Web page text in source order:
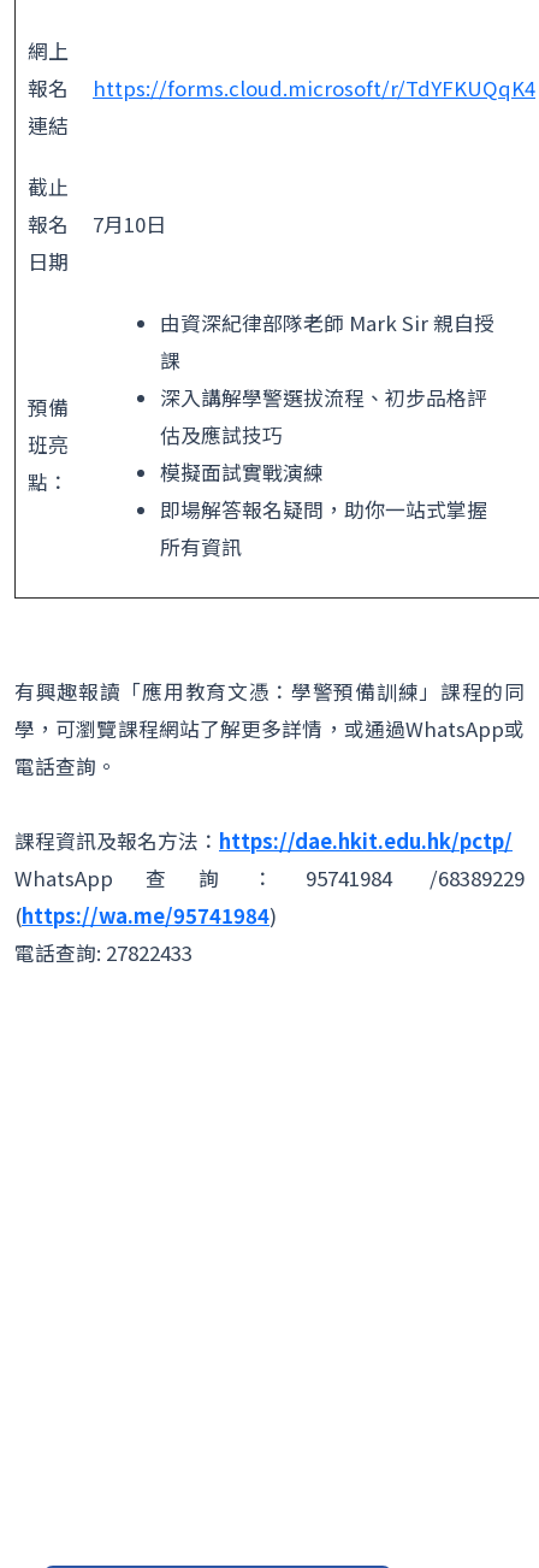
網上
報名
連結
https://forms.cloud.microsoft/r/TdYFKUQqK4
截止
報名
日期
7月10日
預備
班亮
點：
由資深紀律部隊老師 Mark Sir 親自授
課
深入講解學警選拔流程、初步品格評
估及應試技巧
模擬面試實戰演練
即場解答報名疑問，助你一站式掌握
所有資訊
有興趣報讀「應用教育文憑：學警預備訓練」課程的同
學，可瀏覽課程網站了解更多詳情，或通過WhatsApp或
電話查詢。
課程資訊及報名方法： https://dae.hkit.edu.hk/pctp/
WhatsApp查詢：95741984 /68389229
(https://wa.me/95741984)
電話查詢: 27822433